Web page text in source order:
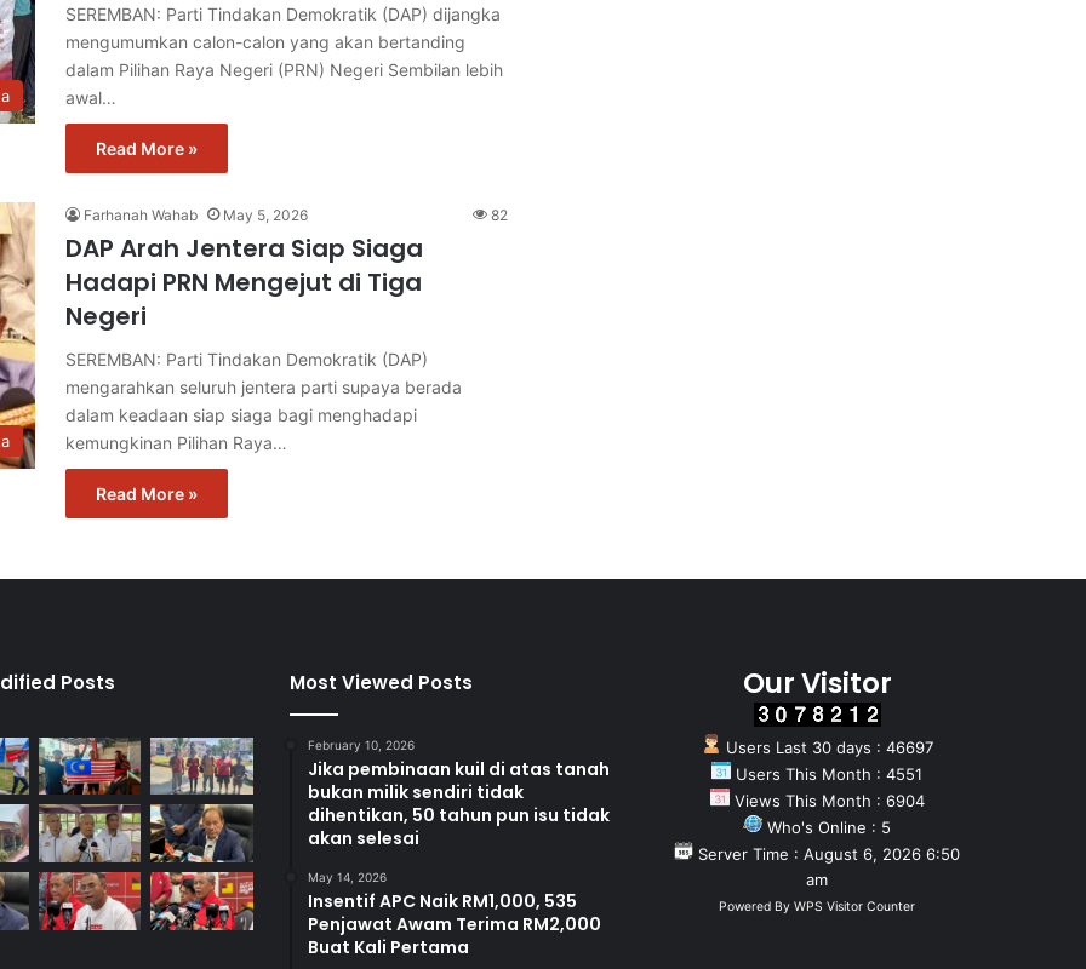
SEREMBAN: Parti Tindakan Demokratik (DAP) dijangka
mengumumkan calon-calon yang akan bertanding
dalam Pilihan Raya Negeri (PRN) Negeri Sembilan lebih
awal…
Read More »
Farhanah Wahab May 5, 2026 82
DAP Arah Jentera Siap Siaga
Hadapi PRN Mengejut di Tiga
Negeri
SEREMBAN: Parti Tindakan Demokratik (DAP)
mengarahkan seluruh jentera parti supaya berada
dalam keadaan siap siaga bagi menghadapi
kemungkinan Pilihan Raya…
Read More »
Posts Most Viewed Posts
February 10, 2026
Jika pembinaan kuil di atas tanah
bukan milik sendiri tidak
dihentikan, 50 tahun pun isu tidak
akan selesai
May 14, 2026
Insentif APC Naik RM1,000, 535
Penjawat Awam Terima RM2,000
Buat Kali Pertama
Our Visitor
Users Last 30 days : 46697
Users This Month : 4551
Views This Month : 6904
Who's Online : 5
Server Time : August 6, 2026 6:50
am
Powered By WPS Visitor Counter